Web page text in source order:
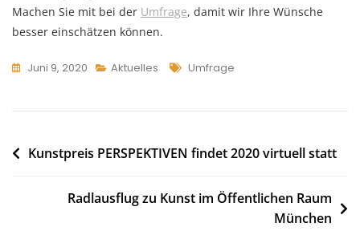
Machen Sie mit bei der Umfrage, damit wir Ihre Wünsche
besser einschätzen können.
Juni 9, 2020 Aktuelles Tags
Umfrage
Beitragsnavigation
Kunstpreis PERSPEKTIVEN findet 2020 virtuell statt
Radlausflug zu Kunst im Öffentlichen Raum
München